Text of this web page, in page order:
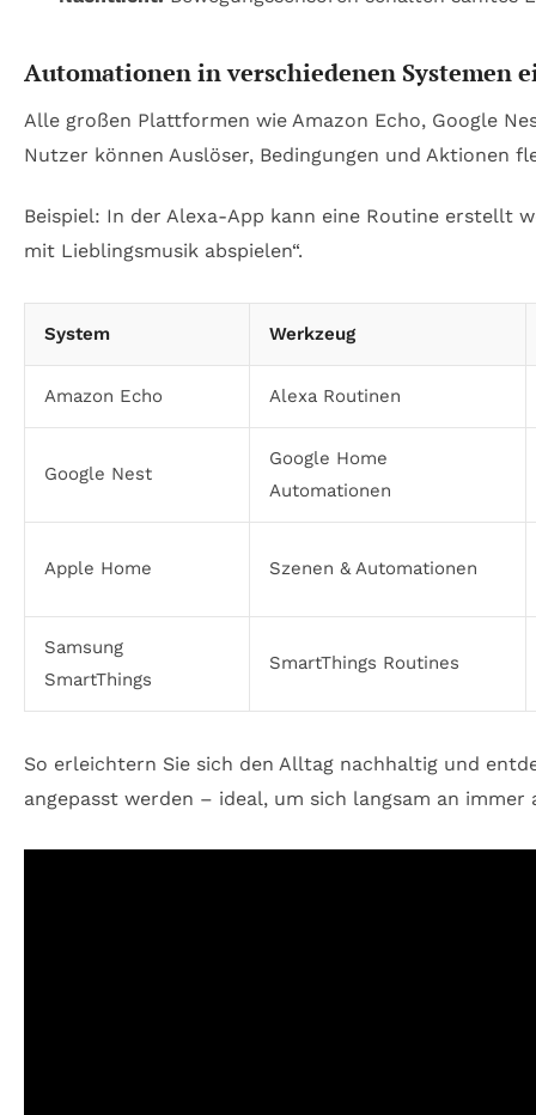
Automationen in verschiedenen Systemen
Alle großen Plattformen wie Amazon Echo, Google
Nutzer können Auslöser, Bedingungen und Aktionen
Beispiel: In der Alexa-App kann eine Routine erstellt
mit Lieblingsmusik abspielen“.
System Werkzeug
Amazon Echo Alexa Routinen
Google Nest
Google Home
Automationen
Apple Home Szenen & Automationen
Samsung
SmartThings
SmartThings Routines
So erleichtern Sie sich den Alltag nachhaltig und
angepasst werden – ideal, um sich langsam an